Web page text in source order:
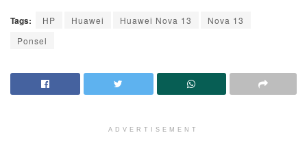
Tags: HP Huawei Huawei Nova 13
Nova 13
Ponsel
ADVERTISEMENT